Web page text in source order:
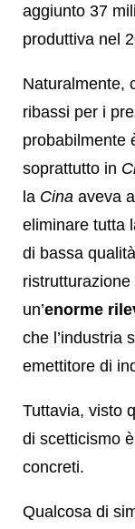
aggiunto 37
produttiva nel
Naturalmente,
ribassi per i
probabilmente
soprattutto in
la Cina aveva
eliminare tutta
di bassa
un’enorme
che l’industria
emettitore di
Tuttavia, visto
di scetticismo
concreti.
Qualcosa di